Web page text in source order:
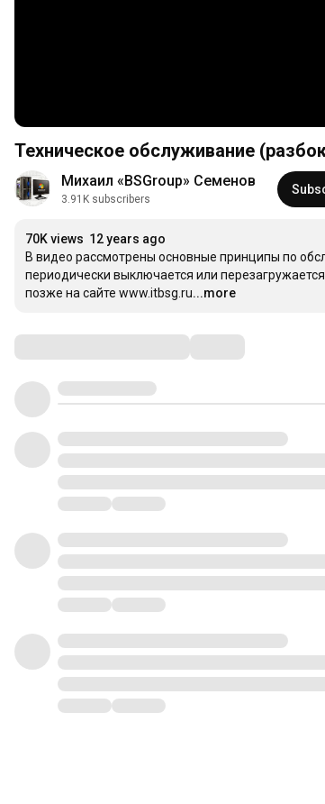
Техническое обслуживание
Михаил «BSGroup» Семенов
3.91K subscribers
70K views 12 years ago
В видео рассмотрены основные принципы по
периодически выключается или
позже на сайте www.itbsg.ru...more